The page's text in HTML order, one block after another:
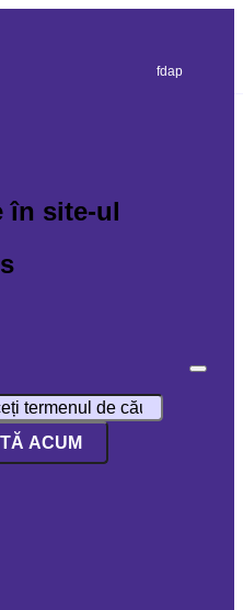
fdap
în site-ul
ACUM